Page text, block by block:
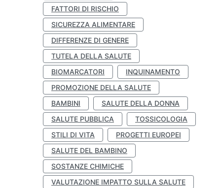
FATTORI DI RISCHIO
SICUREZZA ALIMENTARE
DIFFERENZE DI GENERE
TUTELA DELLA SALUTE
BIOMARCATORI
INQUINAMENTO
PROMOZIONE DELLA SALUTE
BAMBINI
SALUTE DELLA DONNA
SALUTE PUBBLICA
TOSSICOLOGIA
STILI DI VITA
PROGETTI EUROPEI
SALUTE DEL BAMBINO
SOSTANZE CHIMICHE
VALUTAZIONE IMPATTO SULLA SALUTE